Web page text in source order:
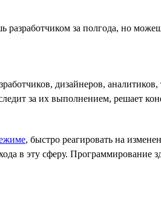
дизайнеров,
за их выполнением, решает
, быстро реагировать на
в эту сферу. Программирование